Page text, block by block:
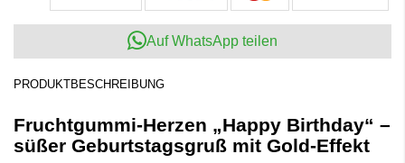
Auf WhatsApp teilen
PRODUKTBESCHREIBUNG
Fruchtgummi-Herzen „Happy Birthday“ –
süßer Geburtstagsgruß mit Gold-Effekt